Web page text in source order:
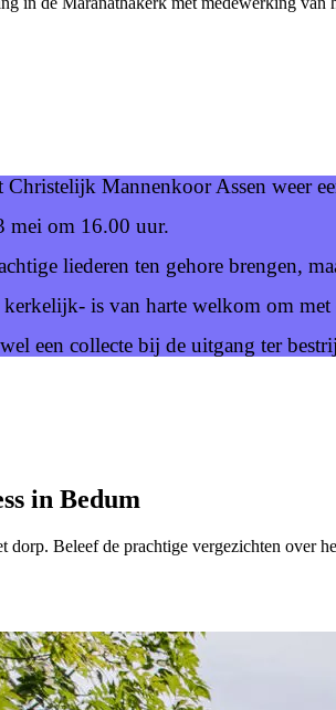
Christelijk Mannenkoor Assen weer
mei om 16.00 uur.
liederen ten gehore brengen,
is van harte welkom om met
een collecte bij de uitgang ter
in Bedum
dorp. Beleef de prachtige vergezichten over